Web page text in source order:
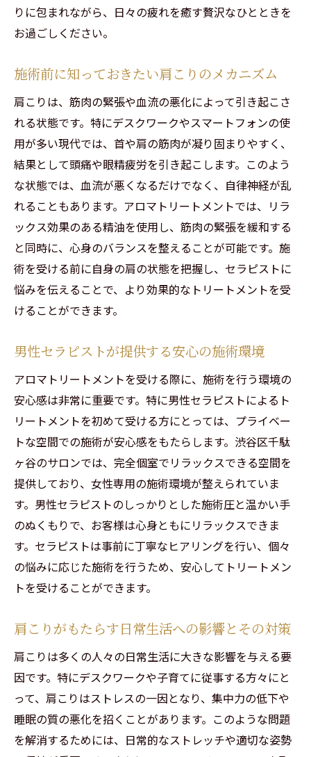
デスクワークで疲れた目を癒すアロマテク
ニック
労の軽減
アロマの香りで目と心を癒す
眼精疲労のサインとその対策法
リラクゼーションで視界も心もクリアに
子育て中の母親必見！代々木で心身を癒すアロ
マトリートメント
母親のリラクゼーションタイムの重要性
代々木サロンが提供する子育てママ向け施
術
子育て中のストレス解消に役立つアロマオ
イル
施術後の効果的なリラックス法
忙しいママにぴったりな短時間疲労回復プ
ラン
初めてでも安心！男性セラピストのアロマトリ
ートメント
初めての方に向けた安心の施術ガイド
男性セラピストの選び方と信頼性の見極め
方
不安を解消するための事前カウンセリング
の重要性
施術前後のケア方法で効果を最大化
施術体験談で安心感を得る
肩こりと首こりを解消する北参道の秘密のリラ
肩こりと首こりの違いを理解する
北参道の隠れ家サロンでのリラックス方法
効果的なアロマトリートメントプランの紹
りに包まれながら、日々の疲れを癒す贅沢なひとときを
お過ごしください。
施術前に知っておきたい肩こりのメカニズム
肩こりは、筋肉の緊張や血流の悪化によって引き起こさ
れる状態です。特にデスクワークやスマートフォンの使
用が多い現代では、首や肩の筋肉が凝り固まりやすく、
結果として頭痛や眼精疲労を引き起こします。このよう
な状態では、血流が悪くなるだけでなく、自律神経が乱
れることもあります。アロマトリートメントでは、リラ
ックス効果のある精油を使用し、筋肉の緊張を緩和する
と同時に、心身のバランスを整えることが可能です。施
術を受ける前に自身の肩の状態を把握し、セラピストに
悩みを伝えることで、より効果的なトリートメントを受
けることができます。
男性セラピストが提供する安心の施術環境
アロマトリートメントを受ける際に、施術を行う環境の
安心感は非常に重要です。特に男性セラピストによるト
リートメントを初めて受ける方にとっては、プライベー
トな空間での施術が安心感をもたらします。渋谷区千駄
ヶ谷のサロンでは、完全個室でリラックスできる空間を
提供しており、女性専用の施術環境が整えられていま
す。男性セラピストのしっかりとした施術圧と温かい手
のぬくもりで、お客様は心身ともにリラックスできま
す。セラピストは事前に丁寧なヒアリングを行い、個々
の悩みに応じた施術を行うため、安心してトリートメン
トを受けることができます。
肩こりがもたらす日常生活への影響とその対策
肩こりは多くの人々の日常生活に大きな影響を与える要
因です。特にデスクワークや子育てに従事する方々にと
って、肩こりはストレスの一因となり、集中力の低下や
睡眠の質の悪化を招くことがあります。このような問題
を解消するためには、日常的なストレッチや適切な姿勢